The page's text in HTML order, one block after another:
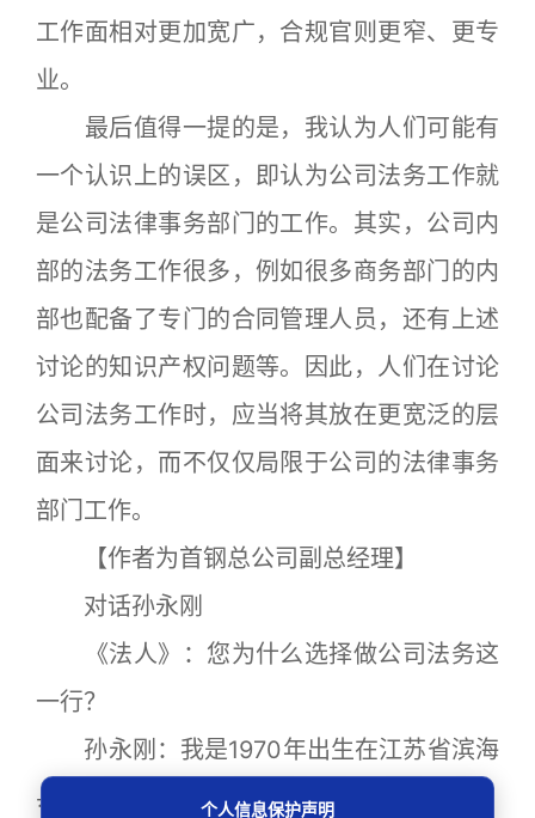
工作面相对更加宽广，合规官则更窄、更专
业。
最后值得一提的是，我认为人们可能有
一个认识上的误区，即认为公司法务工作就
是公司法律事务部门的工作。其实，公司内
部的法务工作很多，例如很多商务部门的内
部也配备了专门的合同管理人员，还有上述
讨论的知识产权问题等。因此，人们在讨论
公司法务工作时，应当将其放在更宽泛的层
面来讨论，而不仅仅局限于公司的法律事务
部门工作。
【作者为首钢总公司副总经理】
对话孙永刚
《法人》：您为什么选择做公司法务这
一行？
孙永刚：我是1970年出生在江苏省滨海
县，在那里度过了普通平凡的小学和中学，
个人信息保护声明